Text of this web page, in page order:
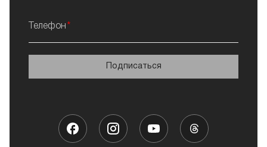
Телефон
Подписаться